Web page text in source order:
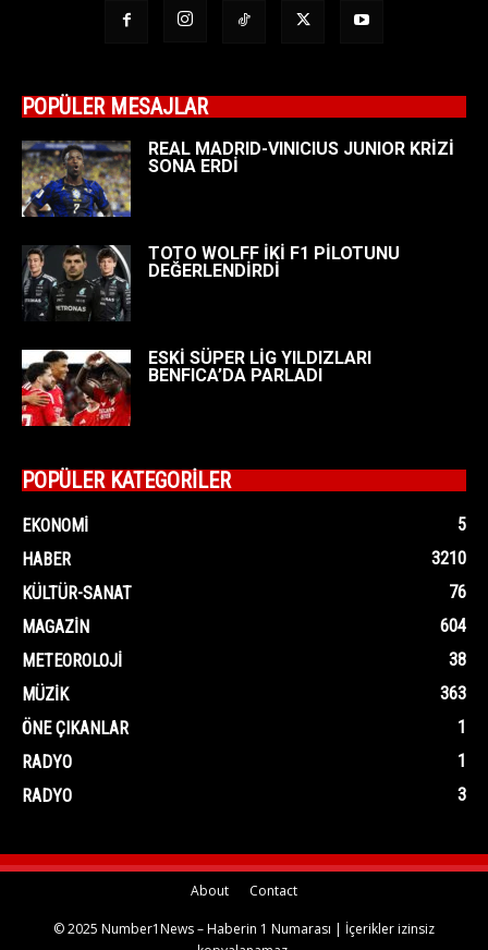
POPÜLER MESAJLAR
REAL MADRID-VINICIUS JUNIOR KRİZİ
SONA ERDİ
TOTO WOLFF İKİ F1 PİLOTUNU
DEĞERLENDİRDİ
ESKİ SÜPER LİG YILDIZLARI
BENFICA’DA PARLADI
POPÜLER KATEGORİLER
EKONOMI
5
HABER
3210
KÜLTÜR-SANAT
76
MAGAZIN
604
METEOROLOJI
38
MÜZIK
363
ÖNE ÇIKANLAR
1
RADYO
1
RADYO
3
About Contact
© 2025 Number1News – Haberin 1 Numarası | İçerikler izinsiz